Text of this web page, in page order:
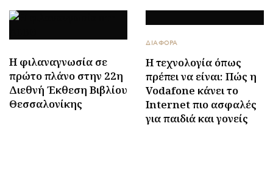
Η φιλαναγνωσία σε
πρώτο πλάνο στην 22η
Διεθνή Έκθεση Βιβλίου
Θεσσαλονίκης
ΔΙΑΦΟΡΑ
Η τεχνολογία όπως
πρέπει να είναι: Πώς η
Vodafone κάνει το
Internet πιο ασφαλές
για παιδιά και γονείς